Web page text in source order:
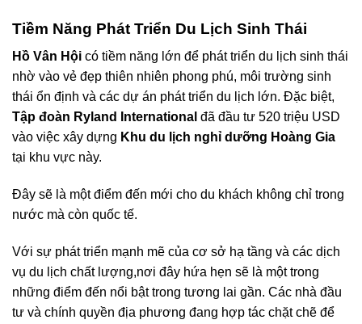
Tiềm Năng Phát Triển Du Lịch Sinh Thái
Hồ Vân Hội có tiềm năng lớn để phát triển du lịch sinh thái
nhờ vào vẻ đẹp thiên nhiên phong phú, môi trường sinh
thái ổn định và các dự án phát triển du lịch lớn. Đặc biệt,
Tập đoàn Ryland International đã đầu tư 520 triệu USD
vào việc xây dựng Khu du lịch nghỉ dưỡng Hoàng Gia
tại khu vực này.
Đây sẽ là một điểm đến mới cho du khách không chỉ trong
nước mà còn quốc tế.
Với sự phát triển mạnh mẽ của cơ sở hạ tầng và các dịch
vụ du lịch chất lượng,nơi đây hứa hẹn sẽ là một trong
những điểm đến nổi bật trong tương lai gần. Các nhà đầu
tư và chính quyền địa phương đang hợp tác chặt chẽ để